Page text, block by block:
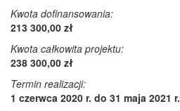
Kwota dofinansowania:
213 300,00 zł
Kwota całkowita projektu:
238 300,00 zł
Termin realizacji:
1 czerwca 2020 r. do 31 maja 2021 r.